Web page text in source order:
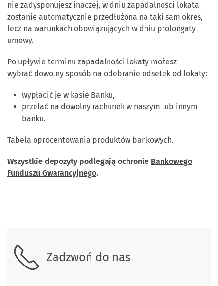
nie zadysponujesz inaczej, w dniu zapadalności lokata
zostanie automatycznie przedłużona na taki sam okres,
lecz na warunkach obowiązujących w dniu prolongaty
umowy.
Po upływie terminu zapadalności lokaty możesz
wybrać dowolny sposób na odebranie odsetek od lokaty:
wypłacić je w kasie Banku,
przelać na dowolny rachunek w naszym lub innym
banku.
Tabela oprocentowania produktów bankowych.
Wszystkie depozyty podlegają ochronie Bankowego
Funduszu Gwarancyjnego.
Zadzwoń do nas